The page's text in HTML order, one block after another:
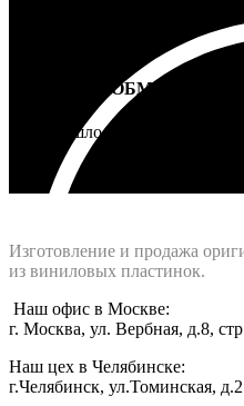
ВОЗВРАТ И ОБМЕН
Не подошло - вернем деньги
Изготовление и продажа
из виниловых пластинок.
Наш офис в Москве:
г. Москва, ул. Вербная, д.8,
Наш цех в Челябинске:
г.Челябинск, ул.Томинская, д.2